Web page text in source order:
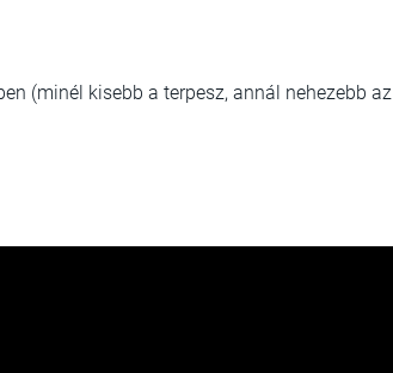
(minél kisebb a terpesz, annál nehezebb az